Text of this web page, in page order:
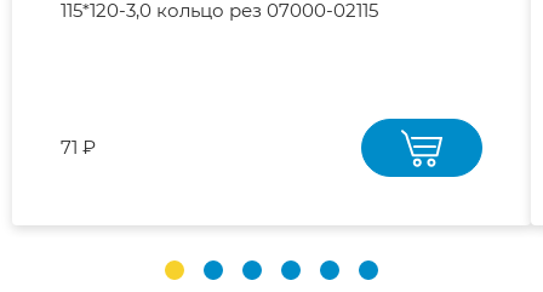
115*120-3,0 кольцо рез 07000-02115
71 ₽